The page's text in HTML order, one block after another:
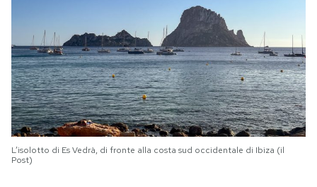
L’isolotto di Es Vedrà, di fronte alla costa sud occidentale di Ibiza (il
Post)